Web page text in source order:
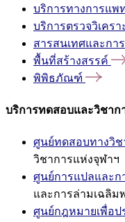
บริการทางการแพ
บริการตรวจวิเคร
สารสนเทศและกา
พื้นที่สร้างสรรค์
พิพิธภัณฑ์
บริการทดสอบและวิชาก
ศูนย์ทดสอบทางวิช
วิชาการแห่งจุฬาฯ
ศูนย์การแปลและก
และการล่ามเฉลิม
ศูนย์กฎหมายเพื่อป